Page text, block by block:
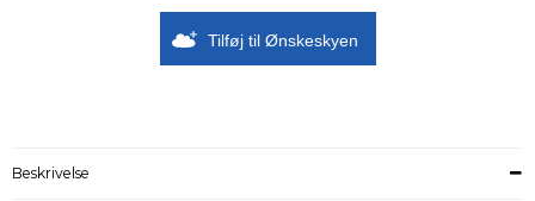
Tilføj til Ønskeskyen
Beskrivelse